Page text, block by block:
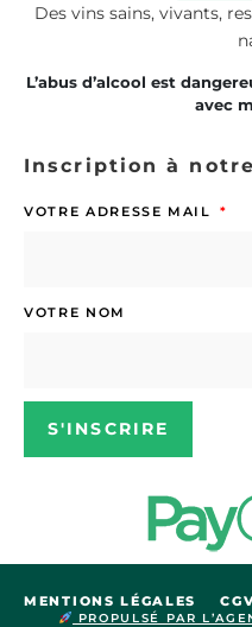
Des vins sains, vivants,
L’abus d’alcool est
avec
Inscription à
VOTRE ADRESSE MAIL
VOTRE NOM
S'INSCRIRE
PROPULSÉ PAR
MENTIONS LÉGALES